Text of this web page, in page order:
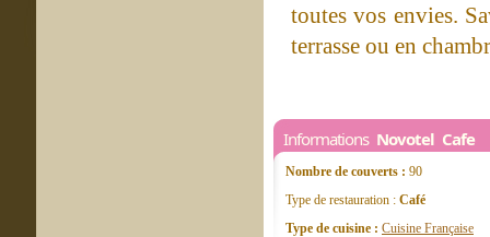
toutes vos envies.
terrasse ou en
Informations Novotel Cafe
Nombre de couverts : 90
Type de restauration : Café
Type de cuisine : Cuisine Française